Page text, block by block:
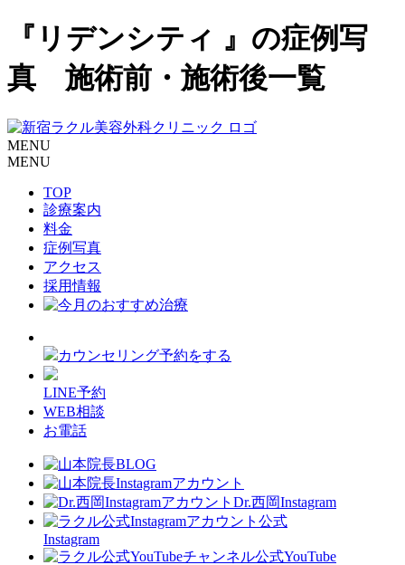
『リデンシティ 』の症例写
真 施術前・施術後一覧
MENU
MENU
TOP
診療案内
料金
症例写真
アクセス
採用情報
カウンセリング予約をする
LINE予約
WEB相談
お電話
Dr.西岡Instagram
公式
Instagram
公式YouTube